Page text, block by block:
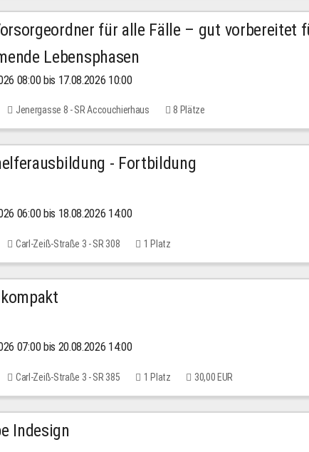
für alle Fälle – gut vorbereitet
Lebensphasen
08:00 bis 17.08.2026 10:00
Jenergasse 8 - SR Accouchierhaus 8 Plätze
- Fortbildung
06:00 bis 18.08.2026 14:00
Carl-Zeiß-Straße 3 - SR 308 1 Platz
07:00 bis 20.08.2026 14:00
Carl-Zeiß-Straße 3 - SR 385 1 Platz 30,00 EUR
Indesign